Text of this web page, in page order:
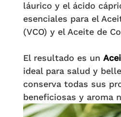
láurico y el ácido
esenciales para el
(VCO) y el Aceite de
El resultado es un
ideal para salud y
conserva todas sus
beneficiosas y aroma